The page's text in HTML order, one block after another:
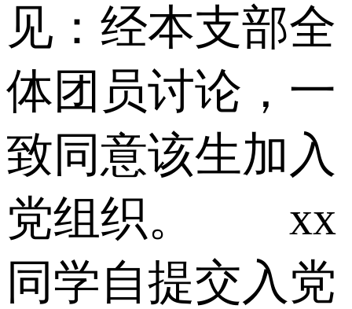
见：经本支部全
体团员讨论，一
致同意该生加入
党组织。 xx
同学自提交入党